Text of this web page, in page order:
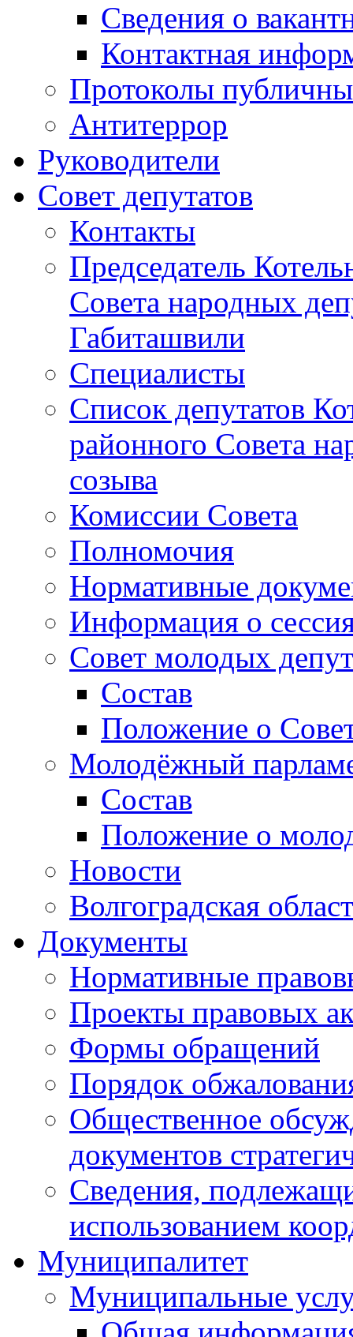
Сведения о
Контактная
Протоколы
Антитеррор
Руководители
Совет депутатов
Контакты
Председатель
Совета народных
Габиташвили
Специалисты
Список депутатов
районного Совета
созыва
Комиссии Совета
Полномочия
Нормативные
Информация о
Совет молодых
Состав
Положение о
Молодёжный
Состав
Положение о
Новости
Волгоградская
Документы
Нормативные
Проекты правовых
Формы обращений
Порядок
Общественное
документов
Сведения,
использованием
Муниципалитет
Муниципальные